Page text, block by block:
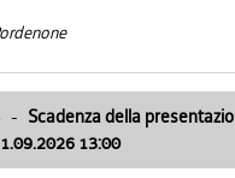
- Scadenza della
13:00